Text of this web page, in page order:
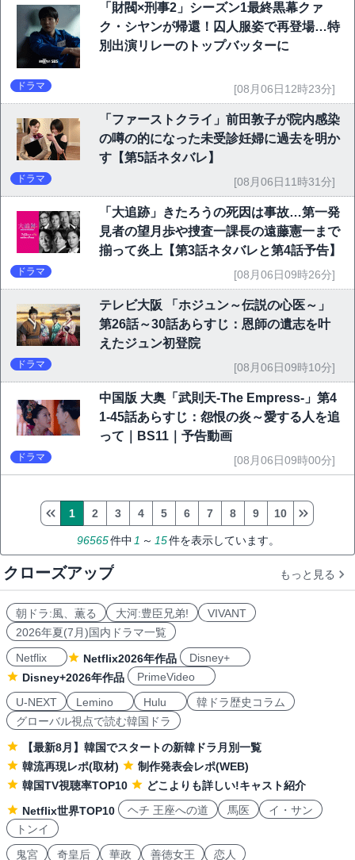
「財閥×刑事2」シーズン1最終黒幕クァ
ク・シヤンが帰還！囚人服姿で再登場…特
別出演リレーのトップバッターに
ドラマ [08月06日12時23分]
「ファーストクライ」前田敦子が院内感染
の噂の的になった未受診妊婦に過去を明か
す【第5話ネタバレ】
ドラマ [08月06日11時31分]
「大追跡」きたろうの死因は事故…第一発
見者の望月歩や捜査一課長の遠藤憲一まで
揃って炎上【第3話ネタバレと第4話予告】
ドラマ [08月06日09時26分]
テレビ大阪 「ホジュン～伝説の心医～」
第26話～30話あらすじ：恩師の遺志を叶
えたジュン初登院
ドラマ [08月06日09時10分]
中国版 大奥「武則天-The Empress-」第4
1-45話あらすじ：怨恨の炎～愛する人を追
って｜BS11｜予告動画
ドラマ [08月06日09時00分]
96565件中 1 ～ 15件を表示しています。
1 2 3 4 5 6 7 8 9 10
クローズアップ もっと見る
朝ドラ:風、薫る 大河:豊臣兄弟!
VIVANT
2026年夏(7月)国内ドラマ一覧
Netflix
Netflix2026年作品
Disney+
Disney+2026年作品
PrimeVideo
U-NEXT
Lemino Hulu
韓ドラ歴史コラム
グローバル視点で読む韓国ドラ
【最新8月】韓国でスタートの新韓ドラ月別一覧
韓流再現レポ(取材)
制作発表会レポ(WEB)
韓国TV視聴率TOP10
どこよりも詳しい!キャスト紹介
Netflix世界TOP10
ヘチ 王座への道 馬医
イ・サン
トンイ
鬼宮
奇皇后 華政 善徳女王 恋人